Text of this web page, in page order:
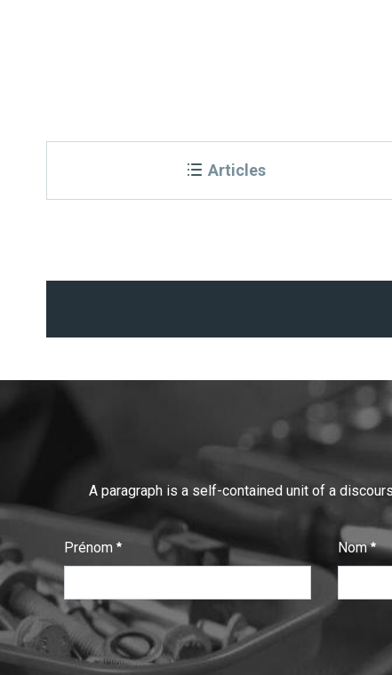
Articles
A paragraph is a self-contained unit of a
Prénom
:
0/ 280 Nom
:
0/ 280
T
e